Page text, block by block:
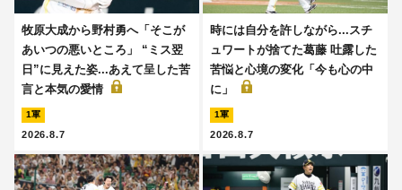
牧原大成から野村勇へ「そこが
あいつの悪いところ」 “ミス翌
日”に見えた姿...あえて呈した苦
言と本気の愛情
1軍
2026.8.7
時には自分を許しながら...スチ
ュワートが捨てた葛藤 吐露した
苦悩と心境の変化「今も心の中
に」
1軍
2026.8.7